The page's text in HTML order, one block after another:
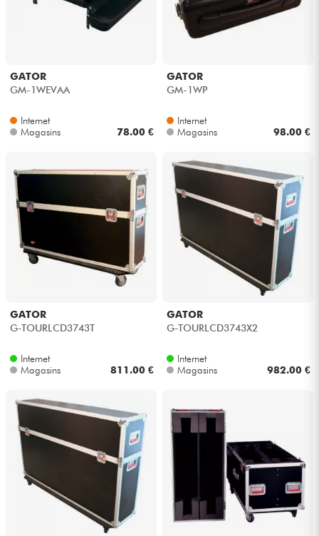
GATOR
GM-1WEVAA
Internet
Magasins
78.00 €
GATOR
GM-1WP
Internet
Magasins
98.00 €
GATOR
G-TOURLCD3743T
Internet
Magasins
811.00 €
GATOR
G-TOURLCD3743X2
Internet
Magasins
982.00 €